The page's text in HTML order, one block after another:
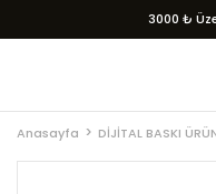
3000 ₺
Anasayfa DİJİTAL BASKI